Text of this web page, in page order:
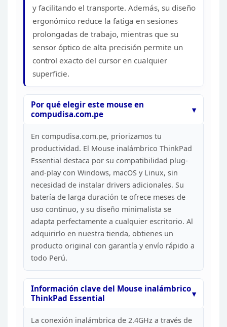
y facilitando el transporte. Además, su diseño
ergonómico reduce la fatiga en sesiones
prolongadas de trabajo, mientras que su
sensor óptico de alta precisión permite un
control exacto del cursor en cualquier
superficie.
Por qué elegir este mouse en
compudisa.com.pe
En compudisa.com.pe, priorizamos tu
productividad. El Mouse inalámbrico ThinkPad
Essential destaca por su compatibilidad plug-
and-play con Windows, macOS y Linux, sin
necesidad de instalar drivers adicionales. Su
batería de larga duración te ofrece meses de
uso continuo, y su diseño minimalista se
adapta perfectamente a cualquier escritorio. Al
adquirirlo en nuestra tienda, obtienes un
producto original con garantía y envío rápido a
todo Perú.
Información clave del Mouse inalámbrico
ThinkPad Essential
La conexión inalámbrica de 2.4GHz a través de